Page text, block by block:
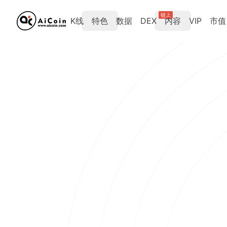
K线 特色 数据 DEX
链上
内容 VIP 市值